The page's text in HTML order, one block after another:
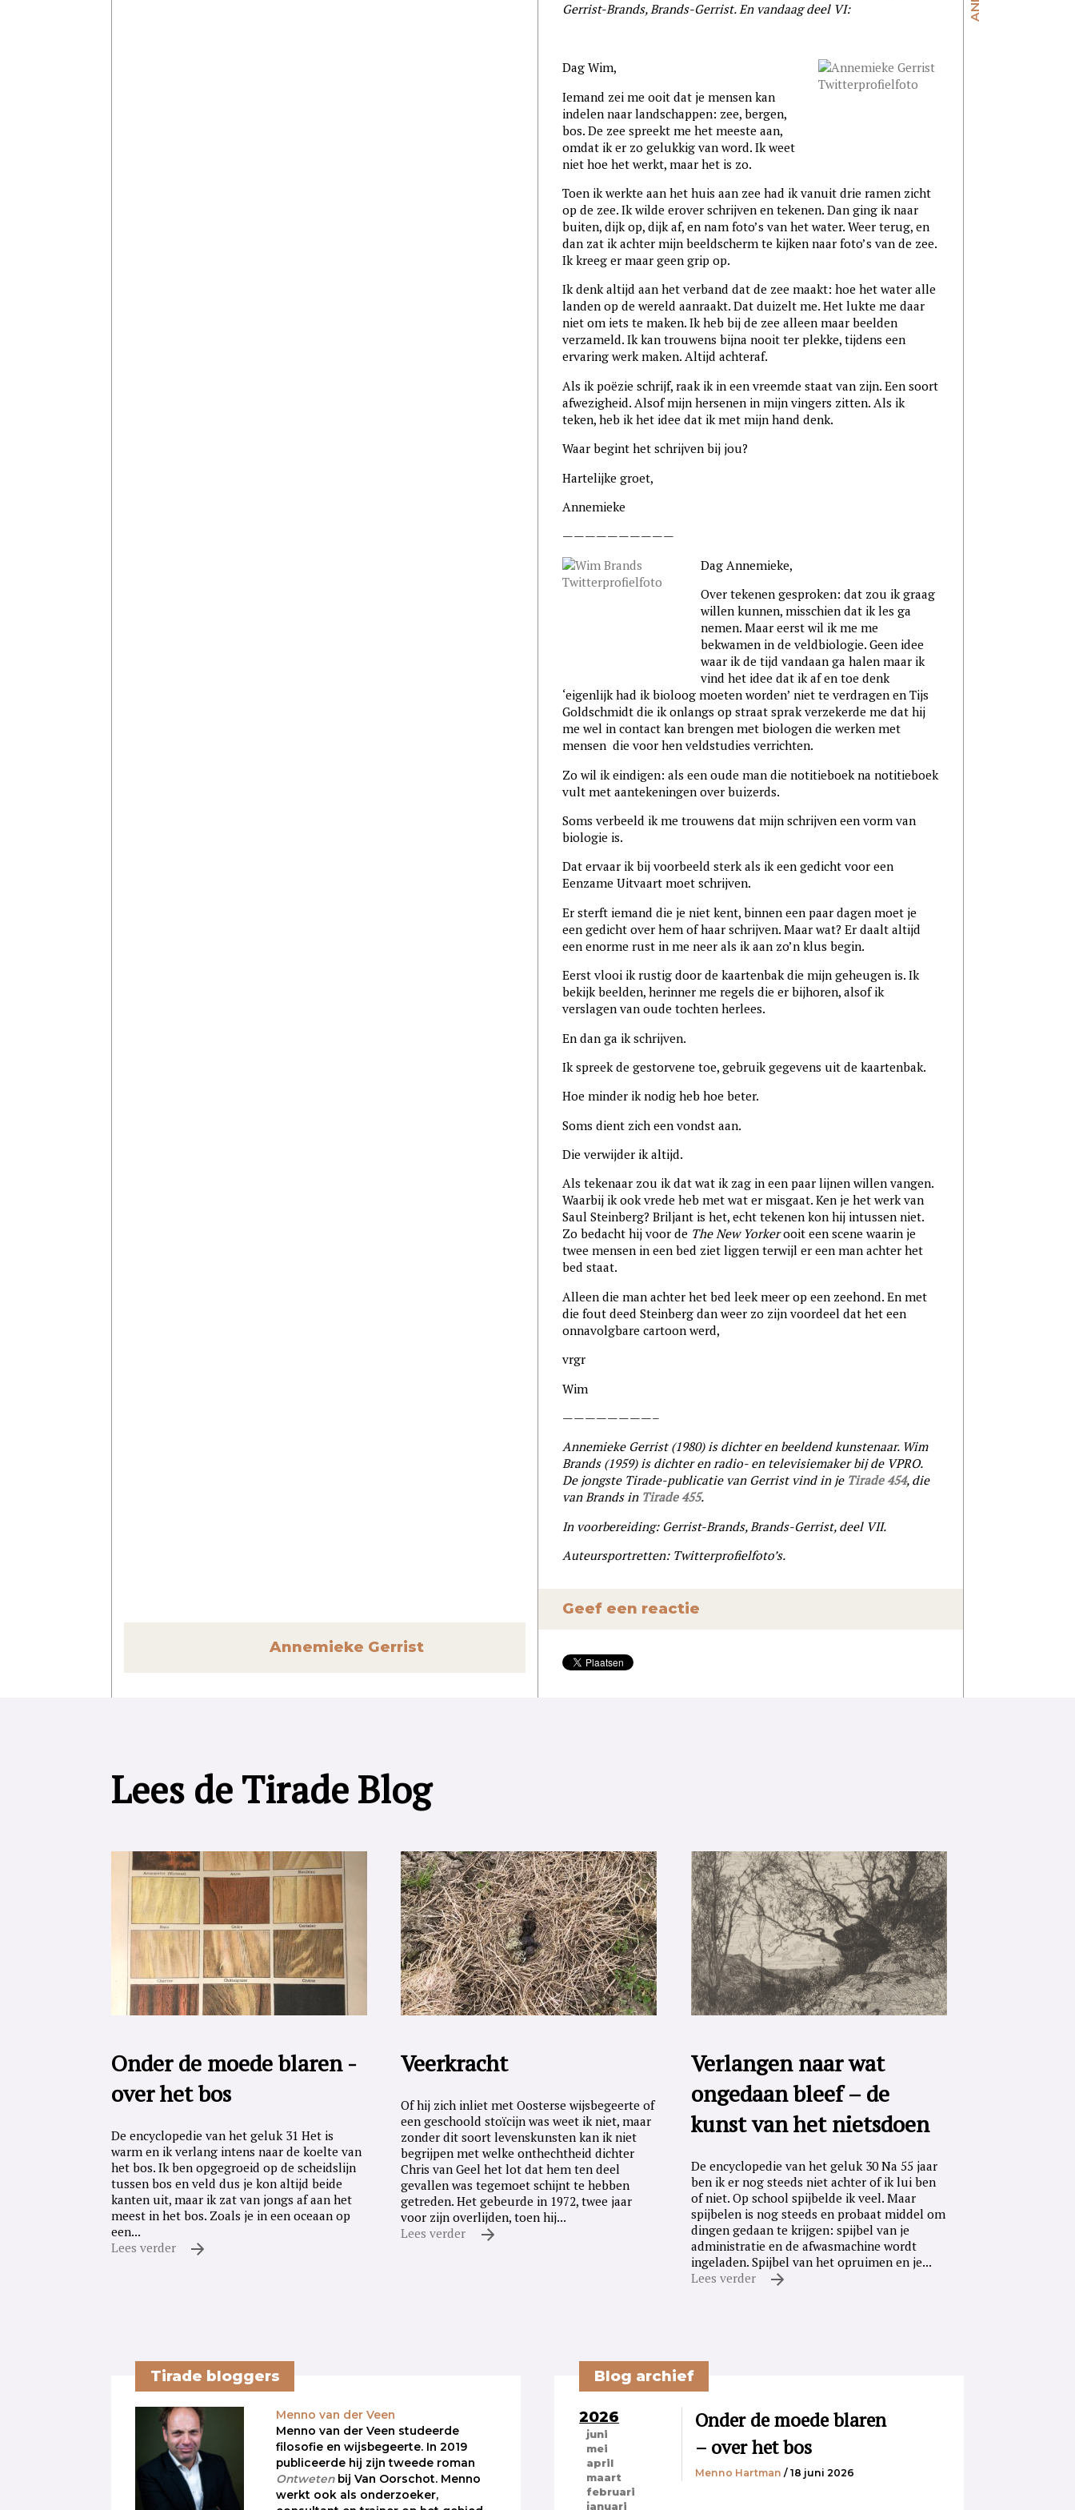
Gerrist-Brands, Brands-Gerrist. En vandaag deel VI:
Dag Wim,
Iemand zei me ooit dat je mensen kan
indelen naar landschappen: zee, bergen,
bos. De zee spreekt me het meeste aan,
omdat ik er zo gelukkig van word. Ik weet
niet hoe het werkt, maar het is zo.
Toen ik werkte aan het huis aan zee had ik vanuit drie ramen zicht
op de zee. Ik wilde erover schrijven en tekenen. Dan ging ik naar
buiten, dijk op, dijk af, en nam foto’s van het water. Weer terug, en
dan zat ik achter mijn beeldscherm te kijken naar foto’s van de zee.
Ik kreeg er maar geen grip op.
Ik denk altijd aan het verband dat de zee maakt: hoe het water alle
landen op de wereld aanraakt. Dat duizelt me. Het lukte me daar
niet om iets te maken. Ik heb bij de zee alleen maar beelden
verzameld. Ik kan trouwens bijna nooit ter plekke, tijdens een
ervaring werk maken. Altijd achteraf.
Als ik poëzie schrijf, raak ik in een vreemde staat van zijn. Een soort
afwezigheid. Alsof mijn hersenen in mijn vingers zitten. Als ik
teken, heb ik het idee dat ik met mijn hand denk.
Waar begint het schrijven bij jou?
Hartelijke groet,
Annemieke
——————————
Dag Annemieke,
Over tekenen gesproken: dat zou ik graag
willen kunnen, misschien dat ik les ga
nemen. Maar eerst wil ik me me
bekwamen in de veldbiologie. Geen idee
waar ik de tijd vandaan ga halen maar ik
vind het idee dat ik af en toe denk
‘eigenlijk had ik bioloog moeten worden’ niet te verdragen en Tijs
Goldschmidt die ik onlangs op straat sprak verzekerde me dat hij
me wel in contact kan brengen met biologen die werken met
mensen die voor hen veldstudies verrichten.
Zo wil ik eindigen: als een oude man die notitieboek na notitieboek
vult met aantekeningen over buizerds.
Soms verbeeld ik me trouwens dat mijn schrijven een vorm van
biologie is.
Dat ervaar ik bij voorbeeld sterk als ik een gedicht voor een
Eenzame Uitvaart moet schrijven.
Er sterft iemand die je niet kent, binnen een paar dagen moet je
een gedicht over hem of haar schrijven. Maar wat? Er daalt altijd
een enorme rust in me neer als ik aan zo’n klus begin.
Eerst vlooi ik rustig door de kaartenbak die mijn geheugen is. Ik
bekijk beelden, herinner me regels die er bijhoren, alsof ik
verslagen van oude tochten herlees.
En dan ga ik schrijven.
Ik spreek de gestorvene toe, gebruik gegevens uit de kaartenbak.
Hoe minder ik nodig heb hoe beter.
Soms dient zich een vondst aan.
Die verwijder ik altijd.
Als tekenaar zou ik dat wat ik zag in een paar lijnen willen vangen.
Waarbij ik ook vrede heb met wat er misgaat. Ken je het werk van
Saul Steinberg? Briljant is het, echt tekenen kon hij intussen niet.
Zo bedacht hij voor de The New Yorkerooit een scene waarin je
twee mensen in een bed ziet liggen terwijl er een man achter het
bed staat.
Alleen die man achter het bed leek meer op een zeehond. En met
die fout deed Steinberg dan weer zo zijn voordeel dat het een
onnavolgbare cartoon werd,
vrgr
Wim
————————–
Annemieke Gerrist (1980) is dichter en beeldend kunstenaar. Wim
Brands (1959) is dichter en radio- en televisiemaker bij de VPRO.
De jongste Tirade-publicatie van Gerrist vind in je Tirade 454, die
van Brands in Tirade 455.
In voorbereiding: Gerrist-Brands, Brands-Gerrist, deel VII.
Auteursportretten: Twitterprofielfoto’s.
Geef een reactie
Annemieke Gerrist
Lees de Tirade Blog
Onder de moede blaren -
over het bos
De encyclopedie van het geluk 31 Het is
warm en ik verlang intens naar de koelte van
het bos. Ik ben opgegroeid op de scheidslijn
tussen bos en veld dus je kon altijd beide
kanten uit, maar ik zat van jongs af aan het
meest in het bos. Zoals je in een oceaan op
een...
Lees verder
Veerkracht
Of hij zich inliet met Oosterse wijsbegeerte of
een geschoold stoïcijn was weet ik niet, maar
zonder dit soort levenskunsten kan ik niet
begrijpen met welke onthechtheid dichter
Chris van Geel het lot dat hem ten deel
gevallen was tegemoet schijnt te hebben
getreden. Het gebeurde in 1972, twee jaar
voor zijn overlijden, toen hij...
Lees verder
Verlangen naar wat
ongedaan bleef – de
kunst van het nietsdoen
De encyclopedie van het geluk 30 Na 55 jaar
ben ik er nog steeds niet achter of ik lui ben
of niet. Op school spijbelde ik veel. Maar
spijbelen is nog steeds en probaat middel om
dingen gedaan te krijgen: spijbel van je
administratie en de afwasmachine wordt
ingeladen. Spijbel van het opruimen en je...
Lees verder
Tirade bloggers
Menno van der Veen
Menno van der Veen studeerde
filosofie en wijsbegeerte. In 2019
publiceerde hij zijn tweede roman
Ontwetenbij Van Oorschot. Menno
werkt ook als onderzoeker,
Blog archief
2026
juni
mei
april
maart
februari
januari
Onder de moede blaren
– over het bos
Menno Hartman / 18 juni 2026